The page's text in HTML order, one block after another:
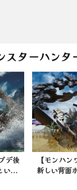
スターハンタ
の
【ワイル
今後のアッ